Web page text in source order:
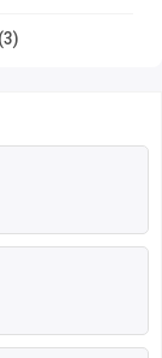
можно:
и
системах для